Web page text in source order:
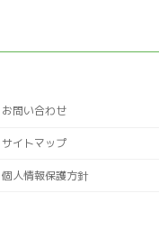
お問い合わせ
サイトマップ
個人情報保護方針